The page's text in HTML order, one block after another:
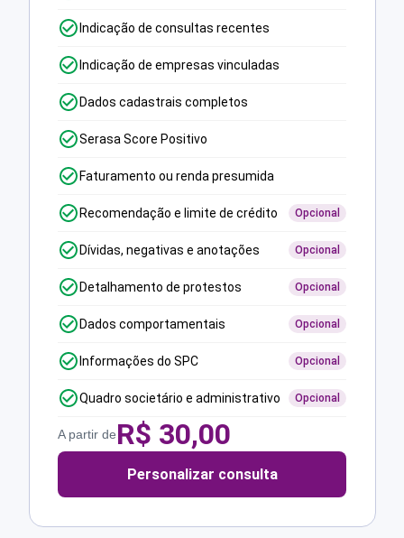
Indicação de consultas recentes
Indicação de empresas vinculadas
Dados cadastrais completos
Serasa Score Positivo
Faturamento ou renda presumida
Recomendação e limite de crédito Opcional
Dívidas, negativas e anotações Opcional
Detalhamento de protestos Opcional
Dados comportamentais Opcional
Informações do SPC Opcional
Quadro societário e administrativo Opcional
A partir deR$ 30,00
Personalizar consulta